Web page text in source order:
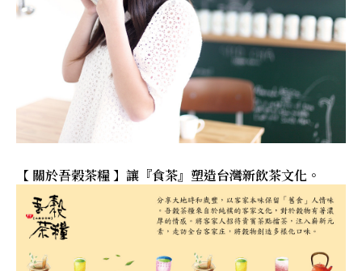
【 關於吾榖茶糧 】讓『食茶』塑造台灣新飲茶文化。